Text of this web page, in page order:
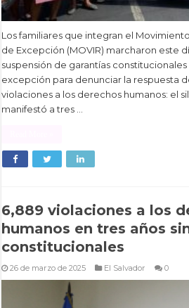
Los familiares que integran el
de Excepción (MOVIR) marcharon este
suspensión de garantías
excepción para denunciar la respuesta
violaciones a los derechos humanos: el
manifestó a tres …
6,889 violaciones a los
humanos en tres años
constitucionales
26 de marzo de 2025 El Salvador 0